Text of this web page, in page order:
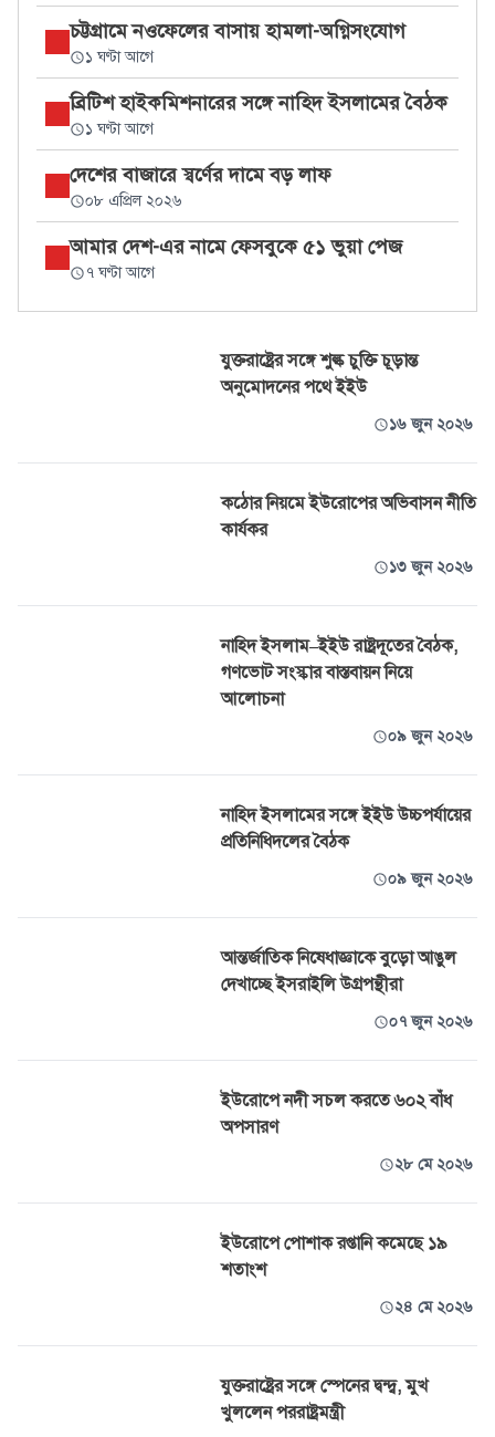
চট্টগ্রামে নওফেলের বাসায় হামলা-অগ্নিসংযোগ
১ ঘণ্টা আগে
ব্রিটিশ হাইকমিশনারের সঙ্গে নাহিদ ইসলামের বৈঠক
১ ঘণ্টা আগে
দেশের বাজারে স্বর্ণের দামে বড় লাফ
০৮ এপ্রিল ২০২৬
আমার দেশ-এর নামে ফেসবুকে ৫১ ভুয়া পেজ
৭ ঘণ্টা আগে
যুক্তরাষ্ট্রের সঙ্গে শুল্ক চুক্তি চূড়ান্ত
অনুমোদনের পথে ইইউ
১৬ জুন ২০২৬
কঠোর নিয়মে ইউরোপের অভিবাসন নীতি
কার্যকর
১৩ জুন ২০২৬
নাহিদ ইসলাম–ইইউ রাষ্ট্রদূতের বৈঠক,
গণভোট সংস্কার বাস্তবায়ন নিয়ে
আলোচনা
০৯ জুন ২০২৬
নাহিদ ইসলামের সঙ্গে ইইউ উচ্চপর্যায়ের
প্রতিনিধিদলের বৈঠক
০৯ জুন ২০২৬
আন্তর্জাতিক নিষেধাজ্ঞাকে বুড়ো আঙুল
দেখাচ্ছে ইসরাইলি উগ্রপন্থীরা
০৭ জুন ২০২৬
ইউরোপে নদী সচল করতে ৬০২ বাঁধ
অপসারণ
২৮ মে ২০২৬
ইউরোপে পোশাক রপ্তানি কমেছে ১৯
শতাংশ
২৪ মে ২০২৬
যুক্তরাষ্ট্রের সঙ্গে স্পেনের দ্বন্দ্ব, মুখ
খুললেন পররাষ্ট্রমন্ত্রী